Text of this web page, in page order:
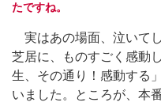
たですね。
実はあの場面、泣いて
芝居に、ものすごく感動
生、その通り！感動する
いました。ところが、本